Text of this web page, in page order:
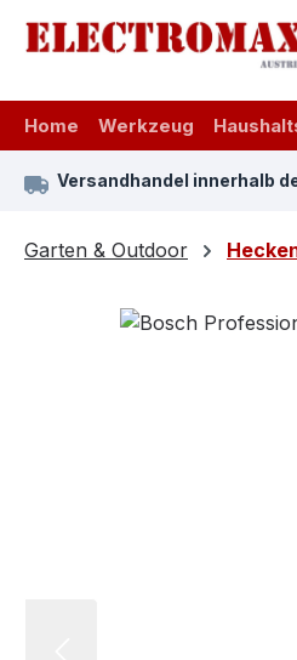
Hauptinhalt springen
Zur Suche springen
Zur Hauptnavigation
Home Werkzeug
Versandhandel innerhalb
Garten & Outdoor
Bildergalerie überspringen